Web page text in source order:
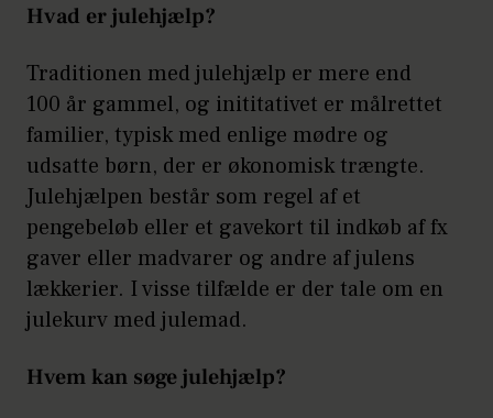
Hvad er julehjælp?
Traditionen med julehjælp er mere end
100 år gammel, og inititativet er målrettet
familier, typisk med enlige mødre og
udsatte børn, der er økonomisk trængte.
Julehjælpen består som regel af et
pengebeløb eller et gavekort til indkøb af fx
gaver eller madvarer og andre af julens
lækkerier. I visse tilfælde er der tale om en
julekurv med julemad.
Hvem kan søge julehjælp?